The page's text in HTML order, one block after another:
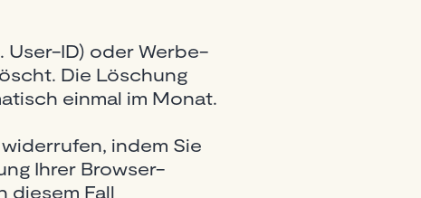
User-ID) oder Werbe-
Die Löschung
einmal im Monat.
indem Sie
Ihrer Browser-
diesem Fall